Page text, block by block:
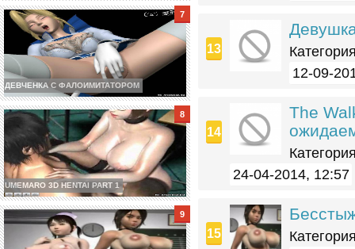
ДЕВЧЕНКА С ФАЛОИМИТАТОРОМ
UMEMARO 3D HENTAI PART 1
12-09-
The
24-04-2014, 12:57